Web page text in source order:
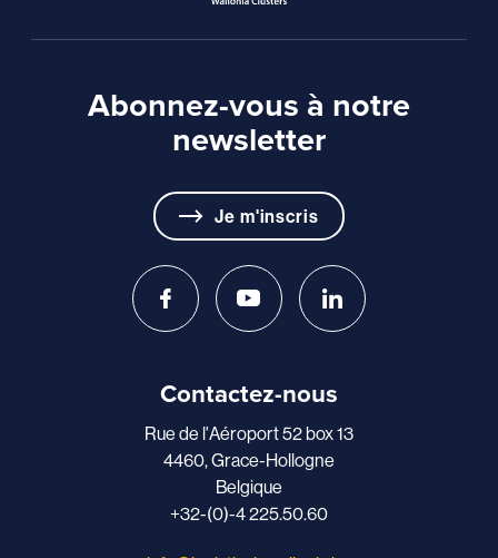
Abonnez-vous à notre
newsletter
Je m'inscris
Contactez-nous
Rue de l'Aéroport 52 box 13
4460, Grace-Hollogne
Belgique
+32-(0)-4 225.50.60